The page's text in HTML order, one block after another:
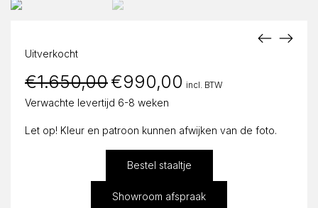
Uitverkocht
€1.650,00 Oorspronkelijke
prijs
was:
€1.650,00.
€990,00 prijs
incl. BTW
Verwachte levertijd 6-8 weken
Let op! Kleur en patroon kunnen afwijken van de foto.
Bestel staaltje
Showroom afspraak